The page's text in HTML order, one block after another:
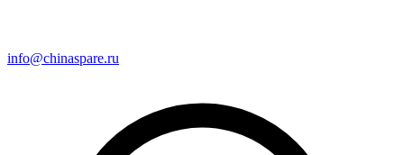
info@chinaspare.ru